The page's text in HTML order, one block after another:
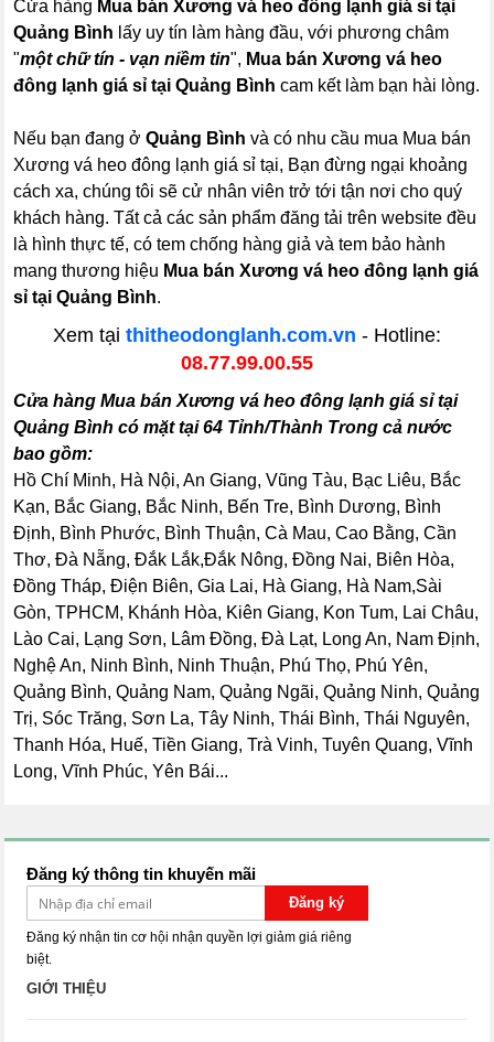
Cửa hàng Mua bán Xương vá heo đông lạnh giá sỉ tại
Quảng Bình lấy uy tín làm hàng đầu, với phương châm
"một chữ tín - vạn niềm tin", Mua bán Xương vá heo
đông lạnh giá sỉ tại Quảng Bình cam kết làm bạn hài lòng.
Nếu bạn đang ởQuảng Bình và có nhu cầu mua Mua bán
Xương vá heo đông lạnh giá sỉ tại, Bạn đừng ngại khoảng
cách xa, chúng tôi sẽ cử nhân viên trở tới tận nơi cho quý
khách hàng. Tất cả các sản phẩm đăng tải trên website đều
là hình thực tế, có tem chống hàng giả và tem bảo hành
mang thương hiệu Mua bán Xương vá heo đông lạnh giá
sỉ tại Quảng Bình.
Xem tại thitheodonglanh.com.vn - Hotline:
08.77.99.00.55
Cửa hàng Mua bán Xương vá heo đông lạnh giá sỉ tại
Quảng Bình có mặt tại 64 Tỉnh/Thành Trong cả nước
bao gồm:
Hồ Chí Minh, Hà Nội, An Giang, Vũng Tàu, Bạc Liêu, Bắc
Kạn, Bắc Giang, Bắc Ninh, Bến Tre, Bình Dương, Bình
Định, Bình Phước, Bình Thuận, Cà Mau, Cao Bằng, Cần
Thơ, Đà Nẵng, Đắk Lắk,Đắk Nông, Đồng Nai, Biên Hòa,
Đồng Tháp, Điện Biên, Gia Lai, Hà Giang, Hà Nam,Sài
Gòn, TPHCM, Khánh Hòa, Kiên Giang, Kon Tum, Lai Châu,
Lào Cai, Lạng Sơn, Lâm Đồng, Đà Lạt, Long An, Nam Định,
Nghệ An, Ninh Bình, Ninh Thuận, Phú Thọ, Phú Yên,
Quảng Bình, Quảng Nam, Quảng Ngãi, Quảng Ninh, Quảng
Trị, Sóc Trăng, Sơn La, Tây Ninh, Thái Bình, Thái Nguyên,
Thanh Hóa, Huế, Tiền Giang, Trà Vinh, Tuyên Quang, Vĩnh
Long, Vĩnh Phúc, Yên Bái...
Đăng ký thông tin khuyến mãi
Đăng ký
Đăng ký nhận tin cơ hội nhận quyền lợi giảm giá riêng
biệt.
GIỚI THIỆU